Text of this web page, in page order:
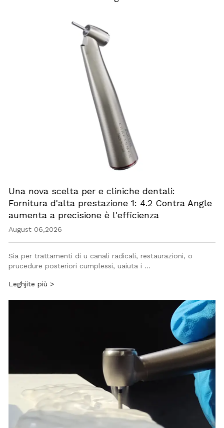
Una nova scelta per e cliniche dentali:
Fornitura d'alta prestazione 1: 4.2 Contra Angle
aumenta a precisione è l'efficienza
August 06,2026
Sia per trattamenti di u canali radicali, restaurazioni, o
prucedure posteriori cumplessi, uaiuta i …
Leghjite più >